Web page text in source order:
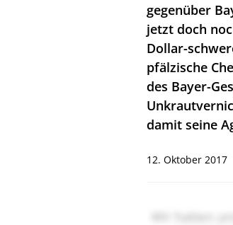
gegenüber
jetzt doch
Dollar-
pfälzische
des Bayer-
damit seine
12. Oktober 2017